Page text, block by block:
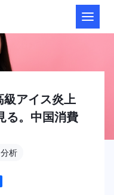
級アイス炎上
る。中国消費
析